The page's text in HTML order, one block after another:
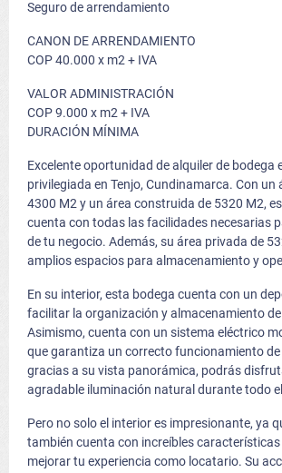
Seguro de arrendamiento
CANON DE ARRENDAMIENTO
COP 40.000 x m2 + IVA
VALOR ADMINISTRACIÓN
COP 9.000 x m2 + IVA
DURACIÓN MÍNIMA
Excelente oportunidad de alquiler de bodega
privilegiada en Tenjo, Cundinamarca. Con un
4300 M2 y un área construida de 5320 M2,
cuenta con todas las facilidades necesarias
de tu negocio. Además, su área privada de
amplios espacios para almacenamiento y
En su interior, esta bodega cuenta con un
facilitar la organización y almacenamiento
Asimismo, cuenta con un sistema eléctrico
que garantiza un correcto funcionamiento
gracias a su vista panorámica, podrás
agradable iluminación natural durante todo
Pero no solo el interior es impresionante, ya
también cuenta con increíbles
mejorar tu experiencia como locatario. Su